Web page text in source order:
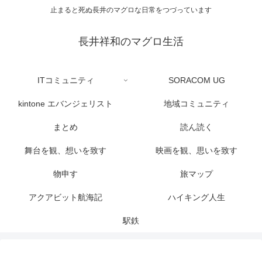
止まると死ぬ長井のマグロな日常をつづっています
長井祥和のマグロ生活
ITコミュニティ SORACOM UG
kintone エバンジェリスト 地域コミュニティ
まとめ 読ん読く
舞台を観、想いを致す 映画を観、思いを致す
物申す 旅マップ
アクアビット航海記 ハイキング人生
駅鉄